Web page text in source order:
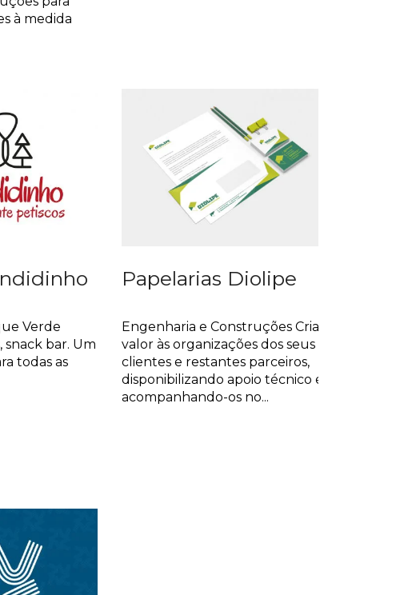
à medida
Verde
snack bar. Um
todas as
Papelarias Diolipe
Engenharia e Construções Criar
valor às organizações dos seus
clientes e restantes parceiros,
disponibilizando apoio técnico e
acompanhando-os no...